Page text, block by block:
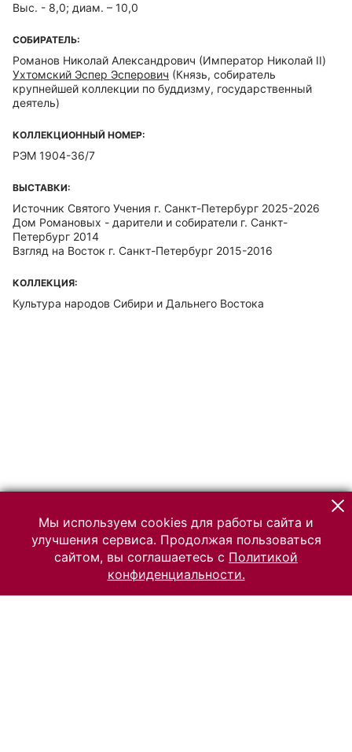
Выс. - 8,0; диам. – 10,0
СОБИРАТЕЛЬ:
Романов Николай Александрович (Император Николай II)
Ухтомский Эспер Эсперович (Князь, собиратель
крупнейшей коллекции по буддизму, государственный
деятель)
КОЛЛЕКЦИОННЫЙ НОМЕР:
РЭМ 1904-36/7
ВЫСТАВКИ:
Источник Святого Учения г. Санкт-Петербург 2025-2026
Дом Романовых - дарители и собиратели г. Санкт-
Петербург 2014
Взгляд на Восток г. Санкт-Петербург 2015-2016
КОЛЛЕКЦИЯ:
Культура народов Сибири и Дальнего Востока
Мы используем cookies для работы сайта и
улучшения сервиса. Продолжая пользоваться
сайтом, вы соглашаетесь с Политикой
конфиденциальности.